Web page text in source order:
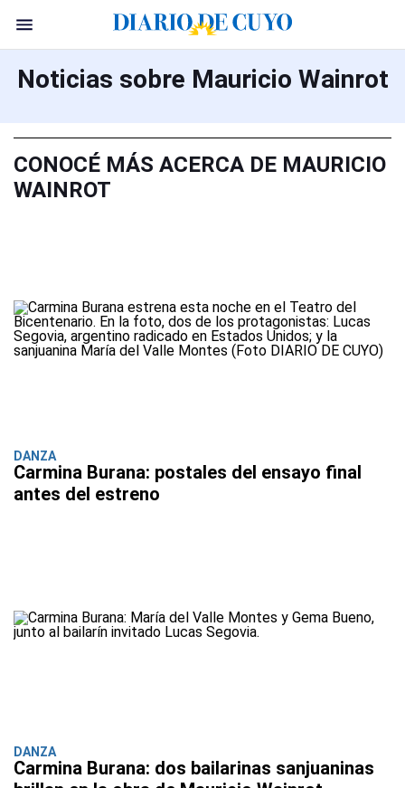
Noticias sobre Mauricio Wainrot
CONOCÉ MÁS ACERCA DE MAURICIO
WAINROT
DANZA
Carmina Burana: postales del ensayo final
antes del estreno
DANZA
Carmina Burana: dos bailarinas sanjuaninas